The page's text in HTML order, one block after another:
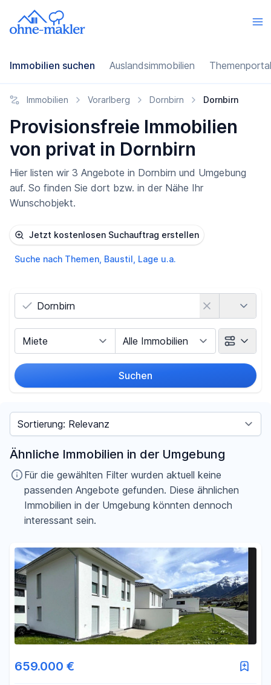
Immobilien suchen Auslandsimmobilien
Immobilien Vorarlberg Dornbirn Dornbirn
Provisionsfreie Immobilien
von privat in Dornbirn
Hier listen wir 3 Angebote in Dornbirn und Umgebung
auf. So finden Sie dort bzw. in der Nähe Ihr
Wunschobjekt.
Jetzt kostenlosen Suchauftrag erstellen
Suche nach Themen, Baustil, Lage u.a.
Suchen
Preis
Fläche
- m²
Filter für Fläche zurücksetzen
Sortieren nach
Ähnliche Immobilien in der Umgebung
Für die gewählten Filter wurden aktuell keine
passenden Angebote gefunden. Diese ähnlichen
Immobilien in der Umgebung könnten dennoch
interessant sein.
659.000 €